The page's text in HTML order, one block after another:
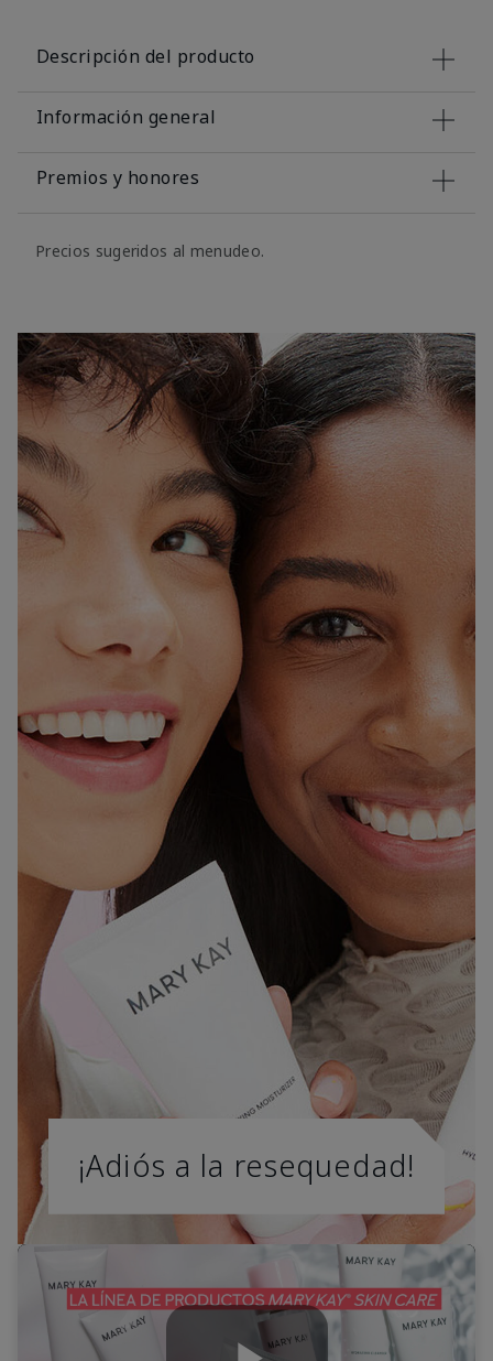
Descripción del producto
Información general
Premios y honores
Precios sugeridos al menudeo.
¡Adiós a la resequedad!